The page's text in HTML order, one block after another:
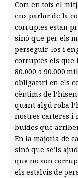
Com en tots el
ens parlar de la
corruptes estan
sinó que per els
perseguir-los i
corruptes els que
80.000 o 90.000
obligatori en els
cèntims de
quant algú roba
nostres carteres i
buides que
En la majoria de
sinó que se’ls
que no son
els estalvis de